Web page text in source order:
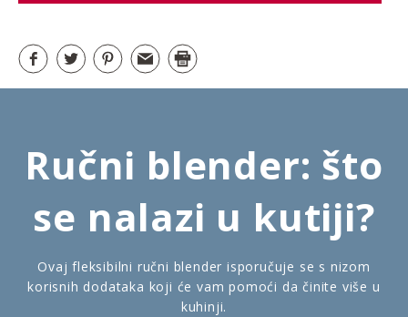
Ručni blender: što
se nalazi u kutiji?
Ovaj fleksibilni ručni blender isporučuje se s nizom
korisnih dodataka koji će vam pomoći da činite više u
kuhinji.